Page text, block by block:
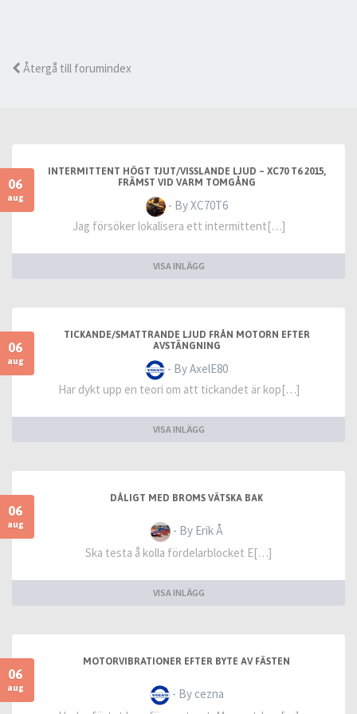
Återgå till forumindex
06
aug
INTERMITTENT HÖGT TJUT/VISSLANDE LJUD – XC70 T6 2015,
FRÄMST VID VARM TOMGÅNG
- By XC70T6
Jag försöker lokalisera ett intermittent[…]
VISA INLÄGG
06
aug
TICKANDE/SMATTRANDE LJUD FRÅN MOTORN EFTER
AVSTÄNGNING
- By AxelE80
Har dykt upp en teori om att tickandet är kop[…]
VISA INLÄGG
06
aug
DÅLIGT MED BROMS VÄTSKA BAK
- By Erik Å
Ska testa å kolla fördelarblocket E[…]
VISA INLÄGG
06
aug
MOTORVIBRATIONER EFTER BYTE AV FÄSTEN
- By cezna